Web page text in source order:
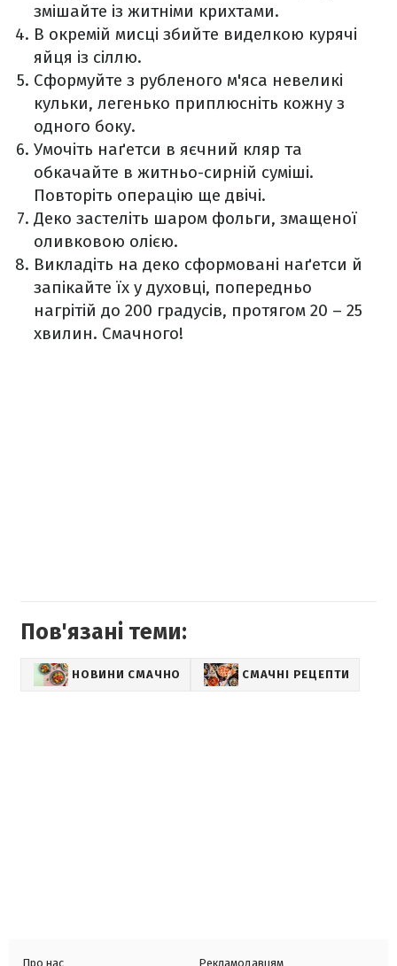
змішайте із житніми крихтами.
В окремій мисці збийте виделкою курячі
яйця із сіллю.
Сформуйте з рубленого м'яса невеликі
кульки, легенько приплюсніть кожну з
одного боку.
Умочіть наґетси в яєчний кляр та
обкачайте в житньо-сирній суміші.
Повторіть операцію ще двічі.
Деко застеліть шаром фольги, змащеної
оливковою олією.
Викладіть на деко сформовані наґетси й
запікайте їх у духовці, попередньо
нагрітій до 200 градусів, протягом 20 – 25
хвилин. Смачного!
Пов'язані теми:
НОВИНИ СМАЧНО СМАЧНІ РЕЦЕПТИ
Про нас Рекламодавцям